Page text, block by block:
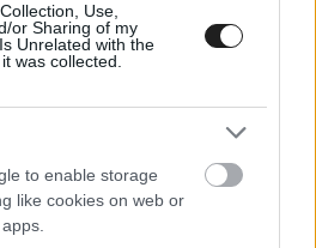
Use,
or Sharing of my
Unrelated with the
was collected.
to enable storage
like cookies on web or
13.